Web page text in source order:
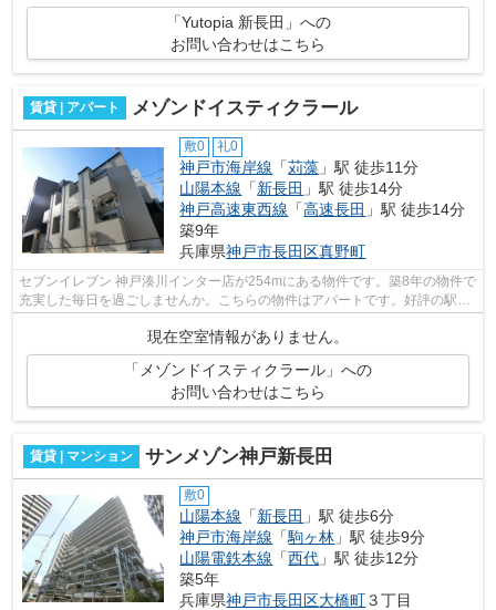
「Yutopia 新長田」への
お問い合わせはこちら
賃貸 | アパート メゾンドイスティクラール
敷0 礼0
神戸市海岸線 「苅藻 」駅 徒歩11分
山陽本線 「新長田 」駅 徒歩14分
神戸高速東西線 「高速長田 」駅 徒歩14分
築9年
兵庫県神戸市長田区真野町
セブンイレブン 神戸湊川インター店が254mにある物件です。築8年の物件で
充実した毎日を過ごしませんか。こちらの物件はアパートです。好評の駅近
現在空室情報がありません。
「メゾンドイスティクラール」への
お問い合わせはこちら
賃貸 | マンション サンメゾン神戸新長田
敷0
山陽本線 「新長田 」駅 徒歩6分
神戸市海岸線 「駒ヶ林 」駅 徒歩9分
山陽電鉄本線 「西代 」駅 徒歩12分
築5年
兵庫県神戸市長田区大橋町３丁目